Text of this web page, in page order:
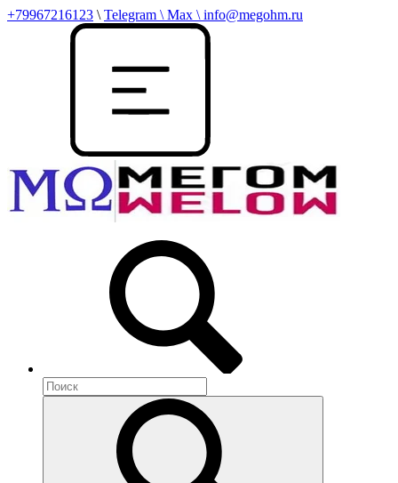
+79967216123 \ Telegram \ Max \ info@megohm.ru